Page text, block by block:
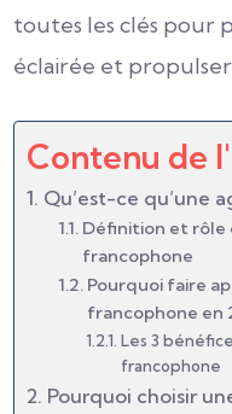
toutes les clés pour
éclairée et
Contenu de
Qu’est-ce qu’une
Définition et rôle
francophone
Pourquoi faire
francophone en
Les 3
francophone
Pourquoi choisir